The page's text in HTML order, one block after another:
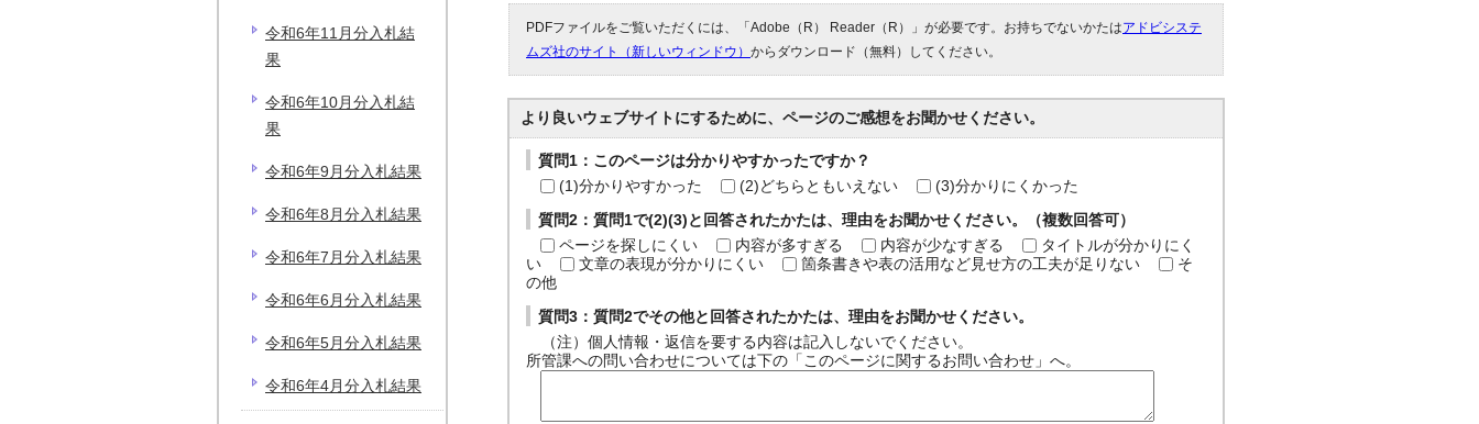
PDFファイルをご覧いただくには、「Adobe（R） Reader（R）」が必要です。お持ちでないかたはアドビシステ
ムズ社のサイト（新しいウィンドウ） からダウンロード（無料）してください。
より良いウェブサイトにするために、ページのご感想をお聞かせください。
質問1：このページは分かりやすかったですか？
(1)分かりやすかった
(2)どちらともいえない (3)分かりにくかった
質問2：質問1で(2)(3)と回答されたかたは、理由をお聞かせください。（複数回答可）
ページを探しにくい
内容が多すぎる 内容が少なすぎる
タイトルが分かりにく
い
文章の表現が分かりにくい 箇条書きや表の活用など見せ方の工夫が足りない
そ
の他
質問3：質問2でその他と回答されたかたは、理由をお聞かせください。
（注）個人情報・返信を要する内容は記入しないでください。
所管課への問い合わせについては下の「このページに関するお問い合わせ」へ。
令和6年11月分入札結
果
令和6年10月分入札結
果
令和6年9月分入札結果
令和6年8月分入札結果
令和6年7月分入札結果
令和6年6月分入札結果
令和6年5月分入札結果
令和6年4月分入札結果